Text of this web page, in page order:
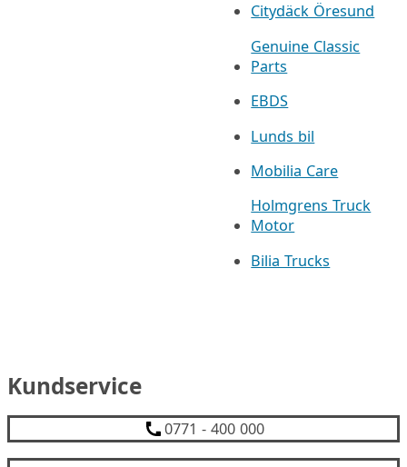
Citydäck Öresund
Genuine Classic
Parts
EBDS
Lunds bil
Mobilia Care
Holmgrens Truck
Motor
Bilia Trucks
Kundservice
0771 - 400 000